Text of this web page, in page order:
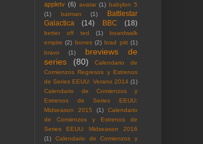
appletv (6) avatar (1) babylon 5
(1)
batman (1)
Battlestar
Galactica
(14) BBC (18)
better off ted (1)
boardwalk
empire (2) bones (2) brad pitt (1)
bravo
(1)
breviews de
series
(80)
Calendario de
Comienzos Regresos y Estrenos
de Series EEUU: Verano 2014 (1)
Calendario de Comienzos y
Estrenos de Series EEUU:
Midseason 2015
(1)
Calendario
de Comienzos y Estrenos de
Series EEUU: Midseason 2016
(1)
Calendario de Comienzos y